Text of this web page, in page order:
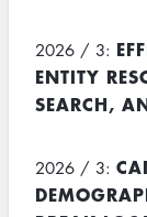
2026 / 3:
ENTITY
SEARCH,
2026 / 3: